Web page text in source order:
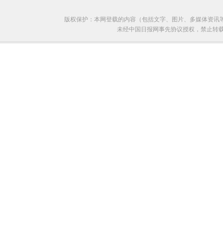
版权保护：本网登载的内容（包括文字、图片、多媒体资
未经中国日报网事先协议授权，禁止转